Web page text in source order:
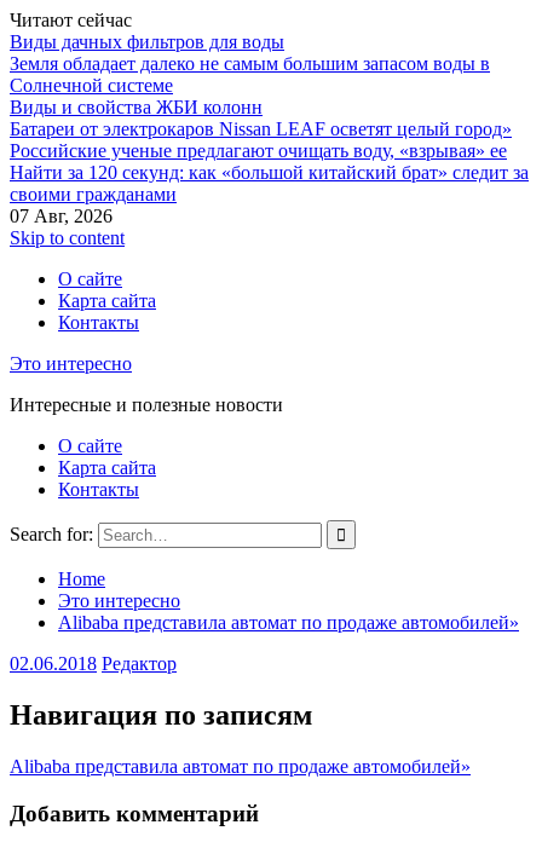
Читают сейчас
Виды дачных фильтров для воды
Земля обладает далеко не самым большим запасом воды в
Солнечной системе
Виды и свойства ЖБИ колонн
Батареи от электрокаров Nissan LEAF осветят целый город»
Российские ученые предлагают очищать воду, «взрывая» ее
Найти за 120 секунд: как «большой китайский брат» следит за
своими гражданами
07 Авг, 2026
Skip to content
О сайте
Карта сайта
Контакты
Это интересно
Интересные и полезные новости
О сайте
Карта сайта
Контакты
Search for:
Home
Это интересно
Alibaba представила автомат по продаже автомобилей»
02.06.2018 Редактор
Навигация по записям
Alibaba представила автомат по продаже автомобилей»
Добавить комментарий